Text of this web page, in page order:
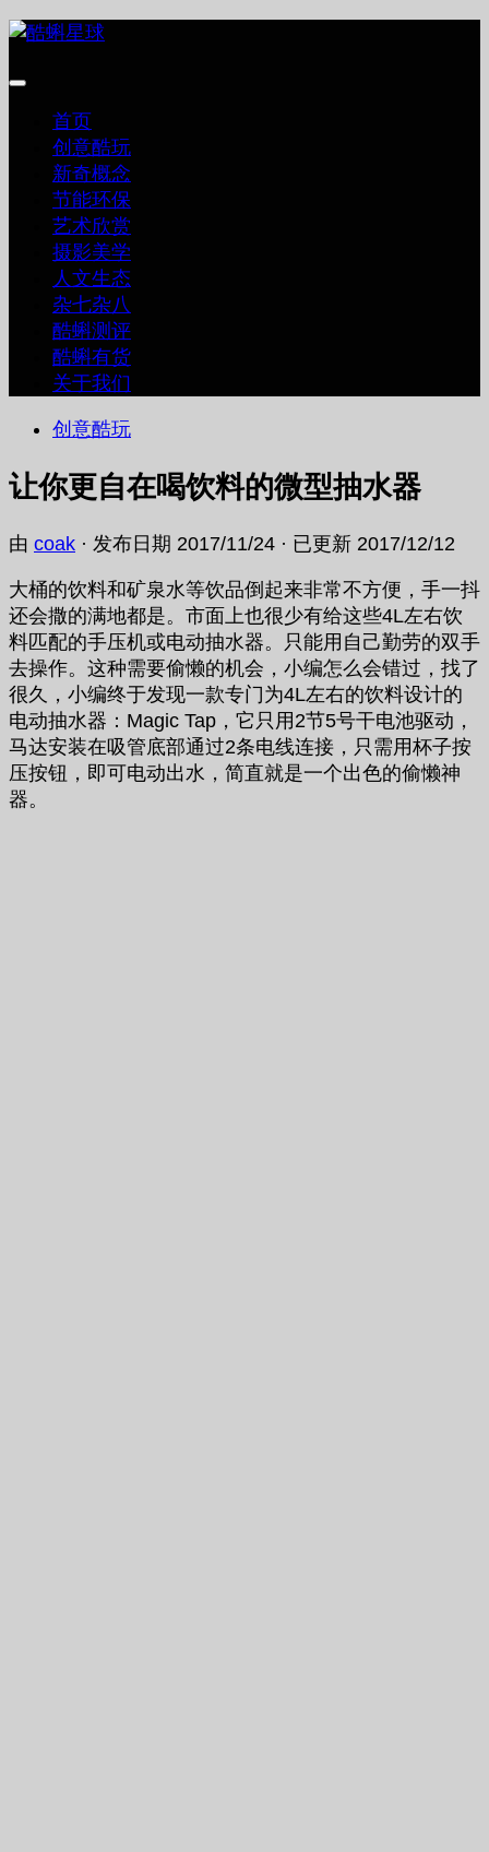
跳
内
首页
创意酷玩
新奇概念
节能环保
艺术欣赏
摄影美学
人文生态
杂七杂八
酷蝌测评
酷蝌有货
关于我们
创意酷玩
让你更自在喝饮料的微型抽水器
由 coak · 发布日期 2017/11/24 · 已更新 2017/12/12
大桶的饮料和矿泉水等饮品倒起来非常不方便，手一抖
还会撒的满地都是。市面上也很少有给这些4L左右饮
料匹配的手压机或电动抽水器。只能用自己勤劳的双手
去操作。这种需要偷懒的机会，小编怎么会错过，找了
很久，小编终于发现一款专门为4L左右的饮料设计的
电动抽水器： Magic Tap，它只用2节5号干电池驱动，
马达安装在吸管底部通过2条电线连接，只需用杯子按
压按钮，即可电动出水，简直就是一个出色的偷懒神
器。